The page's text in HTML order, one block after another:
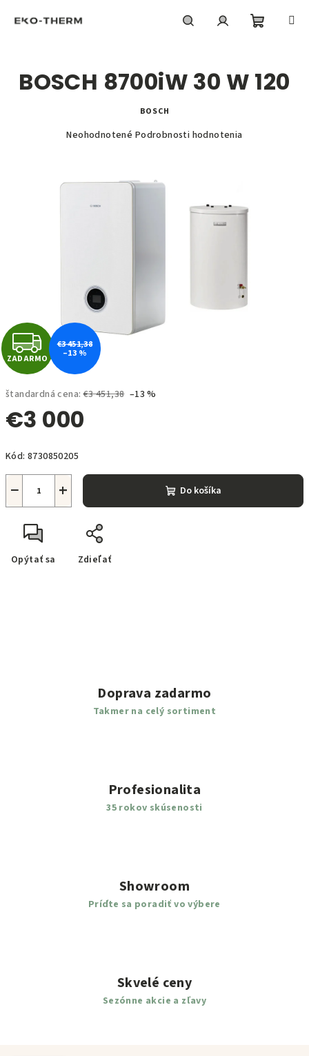
košík
štandardná cena: €3 451,38 –13 %
€3 000
cena:
Kód: 8730850205
+
− Do košíka
Opýtať sa Zdieľať
BOSCH 8700iW 30 W 120
BOSCH
Priemerné
Neohodnotené Podrobnosti hodnotenia
Z
A
D
A
R
M
O
ZADARMO
€3 451,38
–13 %
Doprava zadarmo
Takmer na celý sortiment
Profesionalita
35 rokov skúsenosti
Showroom
Príďte sa poradiť vo výbere
Skvelé ceny
Sezónne akcie a zľavy